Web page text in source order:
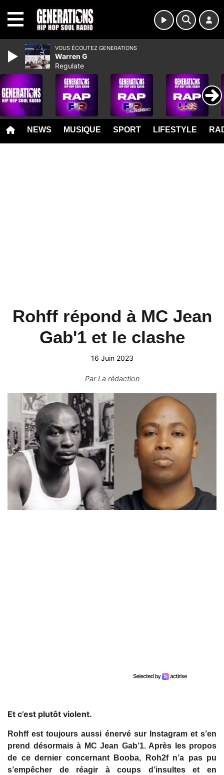
NEWS MUSIQUE SPORT LIFESTYLE
Rohff répond à MC Jean
Gab'1 et le clashe
16 Juin 2023
ParLa rédaction
Et c’est plutôt violent.
Rohff est toujours aussi énervé sur Instagram et s’en
prend désormais à MC Jean Gab’1. Après les propos
de ce dernier concernant Booba, Roh2f n’a pas pu
s’empêcher de réagir à coups d’insultes et en
VOUS ÉCOUTEZ GENERATIONS
Warren G
Regulate